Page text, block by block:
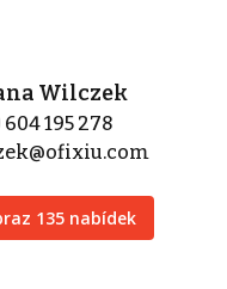
Wilczek
195 278
135 nabídek